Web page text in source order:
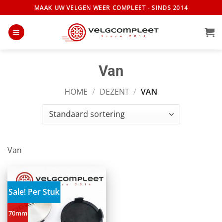
naar
inhoud
MAAK UW VELGEN WEER COMPLEET - SINDS 2014
Van
HOME / DEZENT / VAN
Van
Sale! Per Stuk
70mm